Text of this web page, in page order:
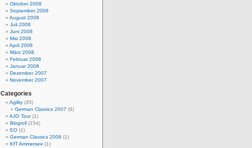
Oktober 2008
September 2008
August 2008
Juli 2008
Juni 2008
Mai 2008
April 2008
März 2008
Februar 2008
Januar 2008
Dezember 2007
November 2007
Categories
Agility (35)
German Classics 2007 (9)
AJO Tour(1)
Blogroll (154)
EO (1)
German Classics 2008 (1)
KfT Ammersee (1)